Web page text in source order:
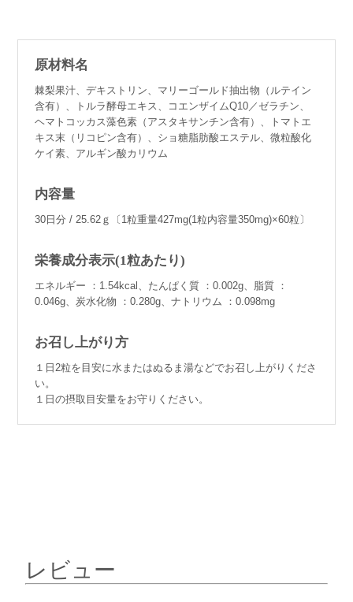
原材料名
棘梨果汁、デキストリン、マリーゴールド抽出物（ルテイン
含有）、トルラ酵母エキス、コエンザイムQ10／ゼラチン、
ヘマトコッカス藻色素（アスタキサンチン含有）、トマトエ
キス末（リコピン含有）、ショ糖脂肪酸エステル、微粒酸化
ケイ素、アルギン酸カリウム
内容量
30日分 / 25.62ｇ〔1粒重量427mg(1粒内容量350mg)×60粒〕
栄養成分表示(1粒あたり)
エネルギー ：1.54kcal、たんぱく質 ：0.002g、脂質 ：
0.046g、炭水化物 ：0.280g、ナトリウム ：0.098mg
お召し上がり方
１日2粒を目安に水またはぬるま湯などでお召し上がりくださ
い。
１日の摂取目安量をお守りください。
レビュー